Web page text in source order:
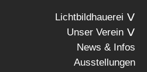
Lichtbildhauerei
Unser Verein
News & Infos
Ausstellungen